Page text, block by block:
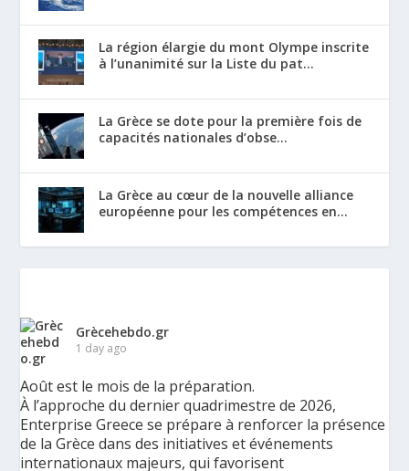
La région élargie du mont Olympe inscrite
à l’unanimité sur la Liste du pat...
La Grèce se dote pour la première fois de
capacités nationales d’obse...
La Grèce au cœur de la nouvelle alliance
européenne pour les compétences en...
Grècehebdo.gr
1 day ago
Août est le mois de la préparation.
À l’approche du dernier quadrimestre de 2026,
Enterprise Greece se prépare à renforcer la présence
de la Grèce dans des initiatives et événements
internationaux majeurs, qui favorisent